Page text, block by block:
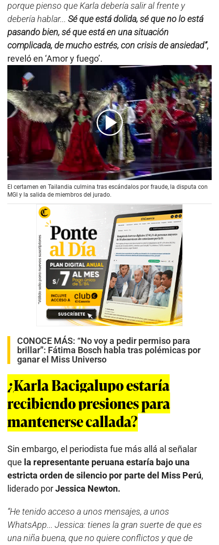
porque pienso que Karla debería salir al frente y
debería hablar... Sé que está dolida, sé que no lo está
pasando bien, sé que está en una situación
complicada, de mucho estrés, con crisis de ansiedad”,
reveló en ‘Amor y fuego’.
00:00/01:48
El certamen en Tailandia culmina tras escándalos por fraude, la disputa con
MGI y la salida de miembros del jurado.
CONOCE MÁS: “No voy a pedir permiso para
brillar”: Fátima Bosch habla tras polémicas por
ganar el Miss Universo
¿Karla Bacigalupo estaría
recibiendo presiones para
mantenerse callada?
Sin embargo, el periodista fue más allá al señalar
que la representante peruana estaría bajo una
estricta orden de silencio por parte del Miss Perú,
liderado porJessica Newton.
“He tenido acceso a unos mensajes, a unos
WhatsApp... Jessica: tienes la gran suerte de que es
una niña buena, que no quiere conflictos y que de